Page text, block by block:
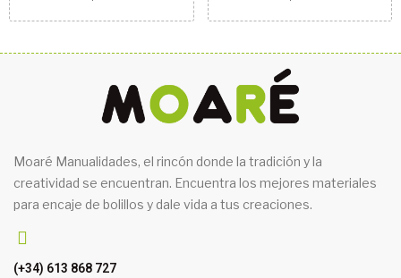
Moaré Manualidades, el rincón donde la tradición y la
creatividad se encuentran. Encuentra los mejores materiales
para encaje de bolillos y dale vida a tus creaciones.
(+34) 613 868 727